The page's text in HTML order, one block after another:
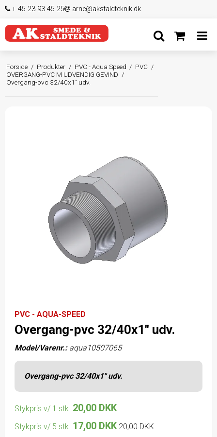
+ 45 23 93 45 25 arne@akstaldteknik.dk
Forside / Produkter / PVC - Aqua Speed / PVC /
OVERGANG-PVC M UDVENDIG GEVIND /
Overgang-pvc 32/40x1" udv.
PVC - AQUA-SPEED
Overgang-pvc 32/40x1" udv.
Model/Varenr.: aqua10507065
Overgang-pvc 32/40x1" udv.
Stykpris v/ 1 stk. 20,00 DKK
Stykpris v/ 5 stk. 17,00 DKK 20,00 DKK